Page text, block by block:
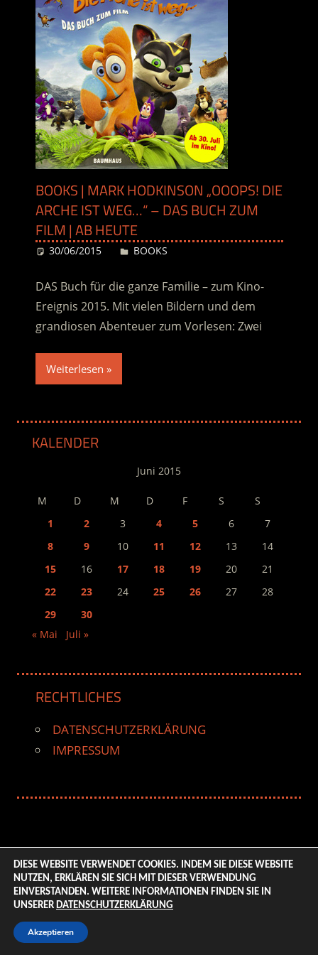
BOOKS | MARK HODKINSON „OOOPS! DIE
ARCHE IST WEG…“ – DAS BUCH ZUM
FILM | AB HEUTE
30/06/2015 Desiree
BOOKS
DAS Buch für die ganze Familie – zum Kino-
Ereignis 2015. Mit vielen Bildern und dem
grandiosen Abenteuer zum Vorlesen: Zwei
Weiterlesen
KALENDER
Juni 2015
M D M D F S
S
1
2 3 4 5 6
7
8
9 10 11 12 13
14
15
16 17 18 19 20
21
22
23 24 25 26 27
28
29
30
« Mai
Juli »
RECHTLICHES
DATENSCHUTZERKLÄRUNG
IMPRESSUM
© 2026 ENTERTAINMENT BASE – Life & Style Magazine.
All Rights Reserved. | Based on
DIESE WEBSITE VERWENDET COOKIES. INDEM SIE DIESE WEBSITE
NUTZEN, ERKLÄREN SIE SICH MIT DIESER VERWENDUNG
EINVERSTANDEN. WEITERE INFORMATIONEN FINDEN SIE IN
UNSERER DATENSCHUTZERKLÄRUNG
Akzeptieren